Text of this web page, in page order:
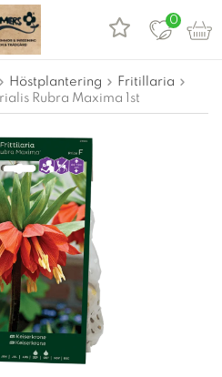
0
Höstplantering
Fritillaria
Rubra Maxima 1st